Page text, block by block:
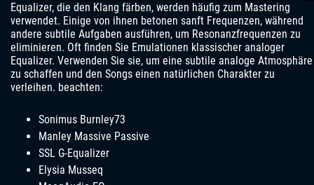
Equalizer, die den Klang färben, werden häufig zum Mastering
verwendet. Einige von ihnen betonen sanft Frequenzen, während
andere subtile Aufgaben ausführen, um Resonanzfrequenzen zu
eliminieren. Oft finden Sie Emulationen klassischer analoger
Equalizer. Verwenden Sie sie, um eine subtile analoge Atmosphäre
zu schaffen und den Songs einen natürlichen Charakter zu
verleihen. beachten:
Sonimus Burnley73
Manley Massive Passive
SSL G-Equalizer
Elysia Musseq